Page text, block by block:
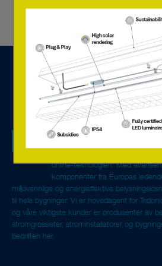
Vi er en teknologibedrift
belysningskomponenter,
online-teknologien. Med
komponenter fra Europas
miljøvennlige og energieffektive
til hele bygninger. Vi er hovedagent for
og våre viktigste kunder er produsenter av
strømgrossister, strøminstallatører og
bedriften her.